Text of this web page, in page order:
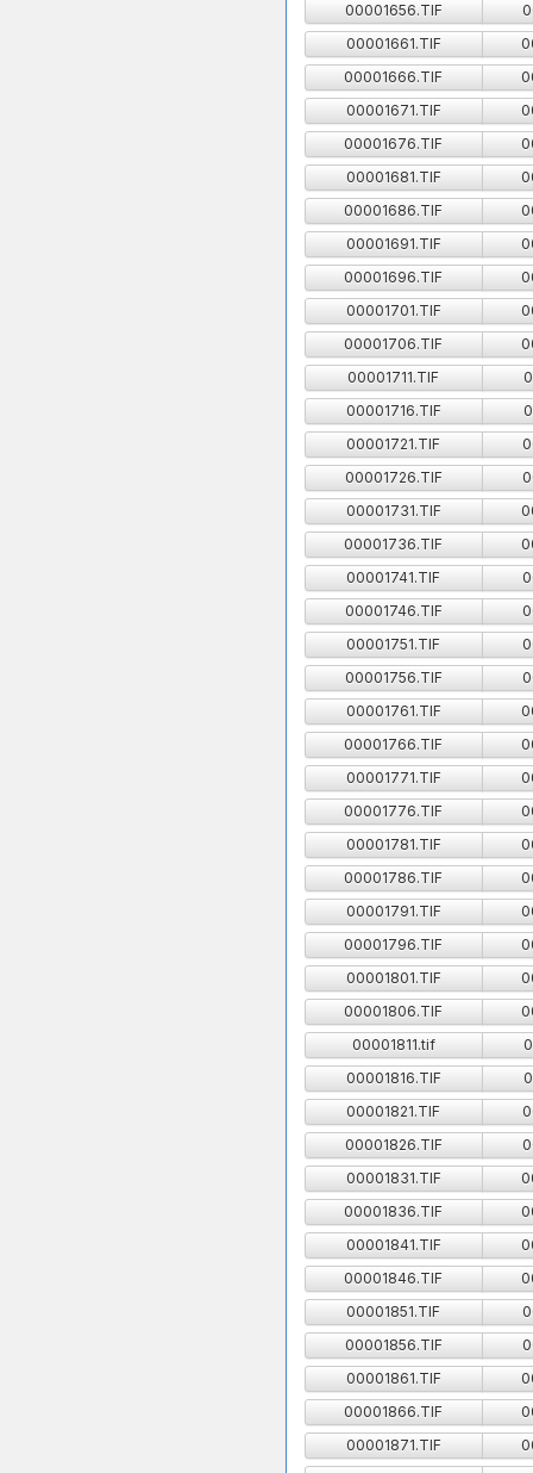
00001656.TIF
00001661.TIF
00001666.TIF
00001671.TIF
00001676.TIF
00001681.TIF
00001686.TIF
00001691.TIF
00001696.TIF
00001701.TIF
00001706.TIF
00001711.TIF
00001716.TIF
00001721.TIF
00001726.TIF
00001731.TIF
00001736.TIF
00001741.TIF
00001746.TIF
00001751.TIF
00001756.TIF
00001761.TIF
00001766.TIF
00001771.TIF
00001776.TIF
00001781.TIF
00001786.TIF
00001791.TIF
00001796.TIF
00001801.TIF
00001806.TIF
00001811.tif
00001816.TIF
00001821.TIF
00001826.TIF
00001831.TIF
00001836.TIF
00001841.TIF
00001846.TIF
00001851.TIF
00001856.TIF
00001861.TIF
00001866.TIF
00001871.TIF